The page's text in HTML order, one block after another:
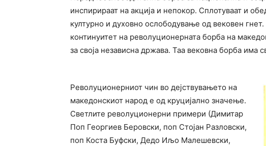
инспирираат на акција и непокор. Сплотуваат и
културно и духовно ослободување од вековен
континуитет на револуционерната борба на
за своја независна држава. Таа вековна борба има
Револуционерниот чин во дејствувањето на
македонскиот народ е од круцијално значење.
Светлите револуционерни примери (Димитар
Поп Георгиев Беровски, поп Стојан Разловски,
поп Коста Буфски, Дедо Иљо Малешевски,